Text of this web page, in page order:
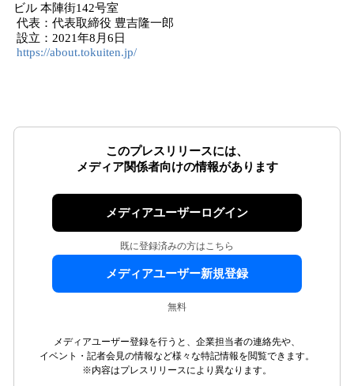
ビル 本陣街142号室
代表：代表取締役 豊吉隆一郎
設立：2021年8月6日
https://about.tokuiten.jp/
このプレスリリースには、
メディア関係者向けの情報があります
メディアユーザーログイン
既に登録済みの方はこちら
メディアユーザー新規登録
無料
メディアユーザー登録を行うと、企業担当者の連絡先や、
イベント・記者会見の情報など様々な特記情報を閲覧できます。
※内容はプレスリリースにより異なります。